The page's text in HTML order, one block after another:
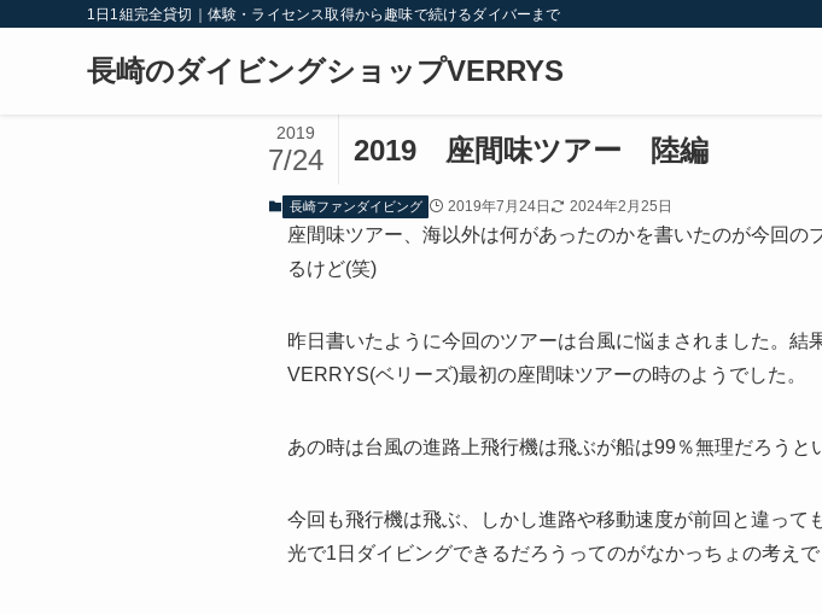
1日1組完全貸切｜体験・ライセンス取得から趣味で続けるダイバーまで
長崎のダイビングショップVERRYS
2019 座間味ツアー 陸編
2019
7/24
長崎ファンダイビング 2019年7月24日 2024年2月25日
座間味ツアー、海以外は何があったのかを書いたのが今回
るけど(笑)
昨日書いたように今回のツアーは台風に悩まされました。
VERRYS(ベリーズ)最初の座間味ツアーの時のようでした。
あの時は台風の進路上飛行機は飛ぶが船は99％無理だろう
今回も飛行機は飛ぶ、しかし進路や移動速度が前回と違っ
光で1日ダイビングできるだろうってのがなかっちょの考えで